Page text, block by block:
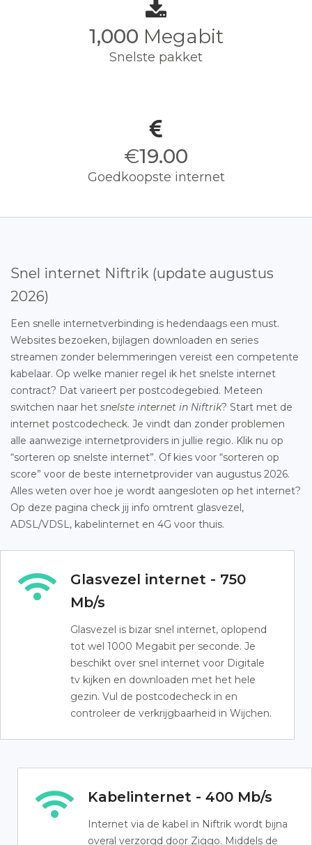
1,000 Megabit
Snelste pakket
€19.00
Goedkoopste internet
Snel internet Niftrik (update augustus
2026)
Een snelle internetverbinding is hedendaags een must.
Websites bezoeken, bijlagen downloaden en series
streamen zonder belemmeringen vereist een competente
kabelaar. Op welke manier regel ik het snelste internet
contract? Dat varieert per postcodegebied. Meteen
switchen naar het snelste internet in Niftrik? Start met de
internet postcodecheck. Je vindt dan zonder problemen
alle aanwezige internetproviders in jullie regio. Klik nu op
“sorteren op snelste internet”. Of kies voor “sorteren op
score” voor de beste internetprovider van augustus 2026.
Alles weten over hoe je wordt aangesloten op het internet?
Op deze pagina check jij info omtrent glasvezel,
ADSL/VDSL, kabelinternet en 4G voor thuis.
Glasvezel internet - 750
Mb/s
Glasvezel is bizar snel internet, oplopend
tot wel 1000 Megabit per seconde. Je
beschikt over snel internet voor Digitale
tv kijken en downloaden met het hele
gezin. Vul de postcodecheck in en
controleer de verkrijgbaarheid in Wijchen.
Kabelinternet - 400 Mb/s
Internet via de kabel in Niftrik wordt bijna
overal verzorgd door Ziggo. Middels de